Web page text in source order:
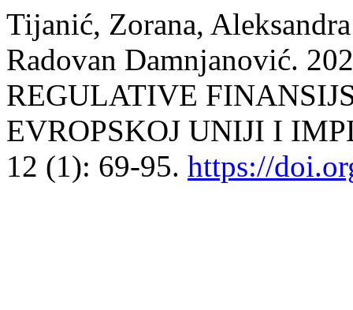
Tijanić, Zorana,
Radovan Damnjanović.
REGULATIVE
EVROPSKOJ UNIJI I
12 (1): 69-95. https://